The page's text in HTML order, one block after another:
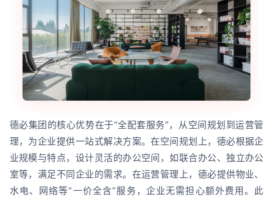
德必集团的核心优势在于“全配套服务”，从空间规划到运营管
理，为企业提供一站式解决方案。在空间规划上，德必根据企
业规模与特点，设计灵活的办公空间，如联合办公、独立办公
室等，满足不同企业的需求。在运营管理上，德必提供物业、
水电、网络等“一价全含”服务，企业无需担心额外费用。此